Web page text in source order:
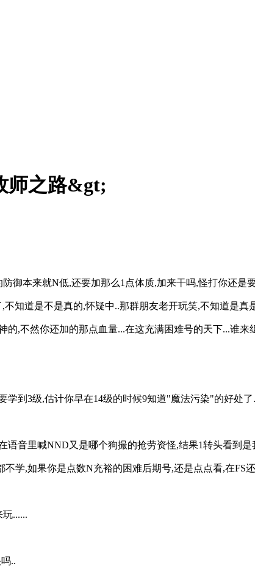
师之路&gt;
御本来就N低,还要加那么1点体质,加来干吗,怪打你还是
知道是不是真的,怀疑中..那群朋友老开玩笑,不知道是真
,不然你还加的那点血量...在这充满困难号的天下...谁来
学到3级,估计你早在14级的时候9知道"魔法污染"的好处了.
语音里喊NND又是哪个狗撮的抢劳资怪,结果1转头看到
学,如果你是点数N充裕的困难后期号,还是点点看,在FS
......
..